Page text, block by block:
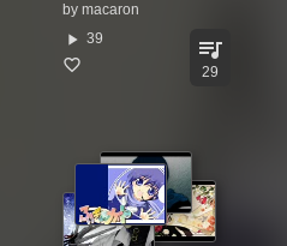
by macaron
play_arrow 39 queue_music
29